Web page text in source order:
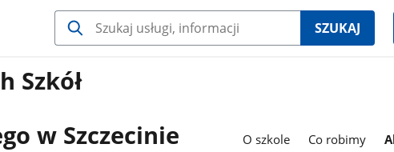
SZUKAJ
Szkół
w Szczecinie
O szkole Co robimy